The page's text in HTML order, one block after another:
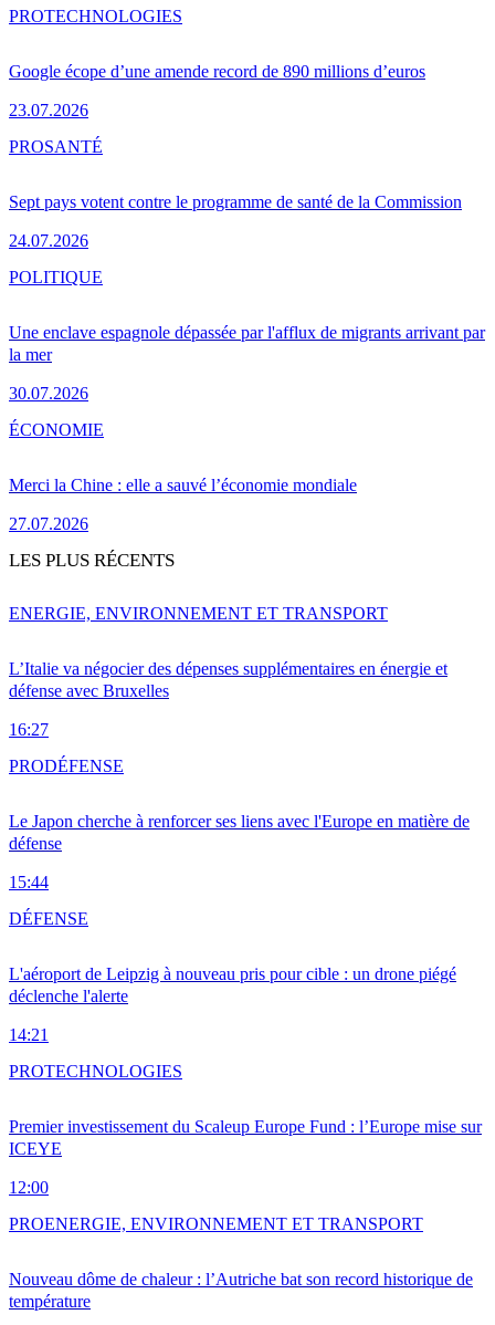
Google écope d’une amende record de 890 millions d’euros
23.07.2026
PROTECHNOLOGIES
Sept pays votent contre le programme de santé de la Commission
24.07.2026
PROSANTÉ
Une enclave espagnole dépassée par l'afflux de migrants arrivant par
la mer
30.07.2026
POLITIQUE
Merci la Chine : elle a sauvé l’économie mondiale
27.07.2026
ÉCONOMIE
LES PLUS RÉCENTS
L’Italie va négocier des dépenses supplémentaires en énergie et
défense avec Bruxelles
16:27
ENERGIE, ENVIRONNEMENT ET TRANSPORT
Le Japon cherche à renforcer ses liens avec l'Europe en matière de
défense
15:44
PRODÉFENSE
L'aéroport de Leipzig à nouveau pris pour cible : un drone piégé
déclenche l'alerte
14:21
DÉFENSE
Premier investissement du Scaleup Europe Fund : l’Europe mise sur
ICEYE
12:00
PROTECHNOLOGIES
Nouveau dôme de chaleur : l’Autriche bat son record historique de
température
PROENERGIE, ENVIRONNEMENT ET TRANSPORT